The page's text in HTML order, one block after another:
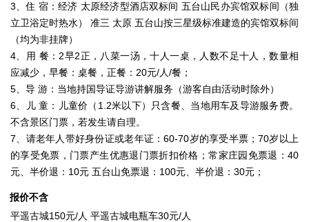
3、住 宿：经济 太原经济型酒店双标间 五台山民办宾馆双标间（独
立卫浴定时热水） 准三 太原 五台山按三星级标准建造的宾馆双标间
（均为非挂牌）
4、用 餐：2早2正，八菜一汤，十人一桌，人数不足十人，数量相
应减少，早餐：桌餐，正餐：20元/人/餐；
5、导 游：当地持国导证导游讲解服务（游客自由活动时除外）
6、儿 童：儿童价（1.2米以下）只含餐、当地用车及导游服务费。
不含景区门票，若发生请自理。
7、请老年人带好身份证或老年证：60-70岁的享受半票；70岁以上
的享受免票，门票产生优惠退门票折扣价格；常家庄园免票退：40
元、半价退：10元 五台山免票退：100元、半价退：30元；
报价不含
平遥古城150元/人 平遥古城电瓶车30元/人